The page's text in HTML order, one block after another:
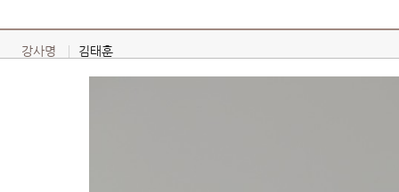
강사명 김태훈